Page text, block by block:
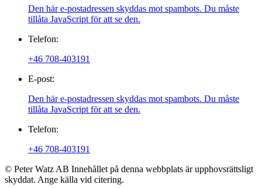
Den här e-postadressen skyddas mot spambots. Du måste
tillåta JavaScript för att se den.
Telefon:
+46 708-403191
E-post:
Den här e-postadressen skyddas mot spambots. Du måste
tillåta JavaScript för att se den.
Telefon:
+46 708-403191
© Peter Watz AB Innehållet på denna webbplats är upphovsrättsligt
skyddat. Ange källa vid citering.